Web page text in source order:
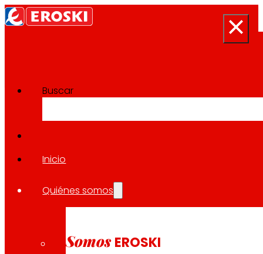
Buscar
Inicio
Quiénes somos
Somos EROSKI
Proyectos de Innovación
Volver a todos los proyectos
2022